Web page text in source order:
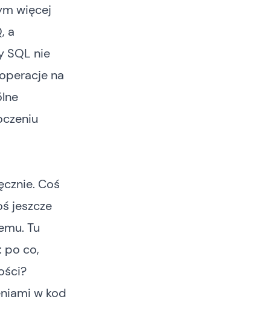
więcej
a
SQL nie
na
Coś
jeszcze
Tu
po co,
w kod